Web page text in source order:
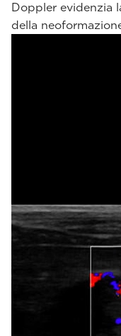
Doppler evidenzia
della